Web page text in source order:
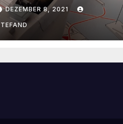
DEZEMBER 8, 2021